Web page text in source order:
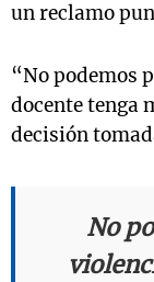
un reclamo
“No podemos
docente tenga
decisión
No